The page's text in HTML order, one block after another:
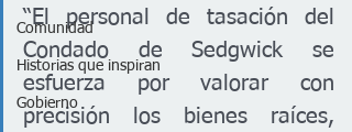
Comunidad
Historias que inspiran
Gobierno
“El personal de tasación del
Condado de Sedgwick se
esfuerza por valorar con
precisión los bienes raíces,